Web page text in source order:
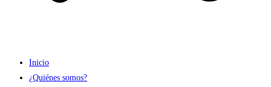
Inicio
¿Quiénes somos?